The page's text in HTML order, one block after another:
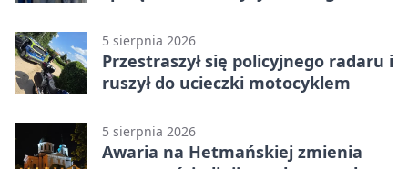
5 sierpnia 2026
Przestraszył się policyjnego radaru i
ruszył do ucieczki motocyklem
5 sierpnia 2026
Awaria na Hetmańskiej zmienia